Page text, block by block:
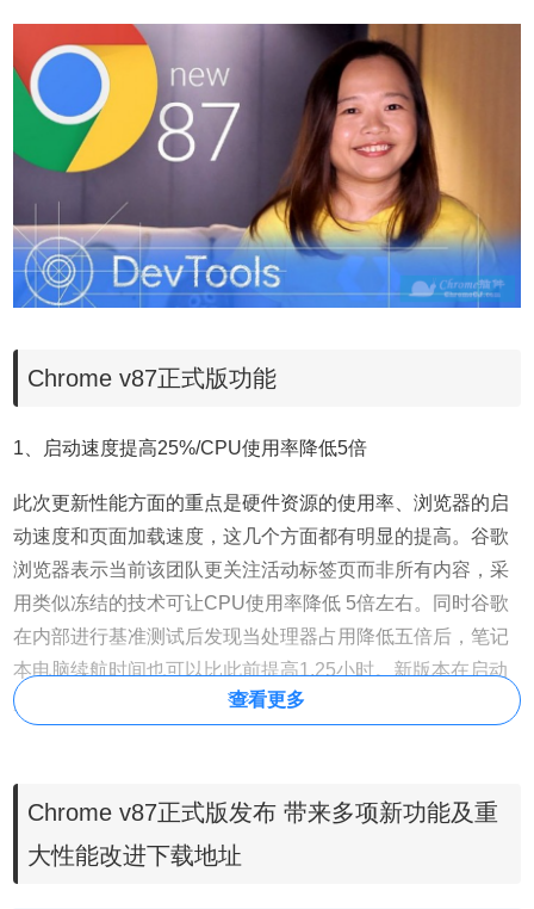
Chrome v87正式版功能
1、启动速度提高25%/CPU使用率降低5倍
此次更新性能方面的重点是硬件资源的使用率、浏览器的启
动速度和页面加载速度，这几个方面都有明显的提高。谷歌
浏览器表示当前该团队更关注活动标签页而非所有内容，采
用类似冻结的技术可让CPU使用率降低 5倍左右。同时谷歌
在内部进行基准测试后发现当处理器占用降低五倍后，笔记
本电脑续航时间也可以比此前提高1.25小时。新版本在启动
速度和页面加载速度等方面也得到优化 , 启动速度可以提高
可以立即返回前页而无需重新加载。
标签组功能此前已经上线只不过支持的功能并不多，在最新
查看更多
Chrome v87正式版发布 带来多项新功能及重
大性能改进下载地址